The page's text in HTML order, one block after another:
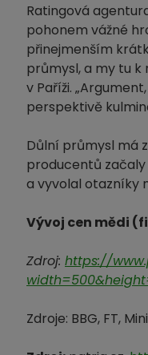
Ratingová
pohonem vážné
přinejmenším
průmysl, a my tu
v Paříži.
perspektivě
Důlní průmysl má
producentů
a vyvolal otazníky
Vývoj cen mědi
Zdroj: https://
Zdroje: BBG, FT,